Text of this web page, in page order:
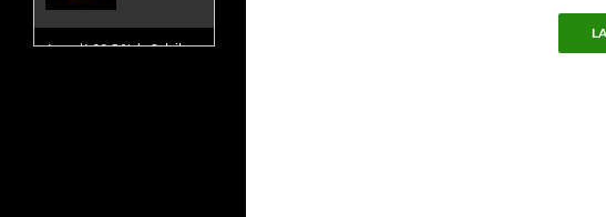
Jusqu’à 99,5 % du Soleil va